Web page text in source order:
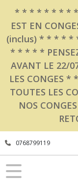
* * * * * * * * *
EST EN
(inclus) * * * *
* * * * *
AVANT LE 22/
LES
TOUTES LES
NOS
0768799119
Fermer
FILTRES
Tous
les
produits
Equipements
et
accessoires
WC
OLFA
TISSOT
PRO